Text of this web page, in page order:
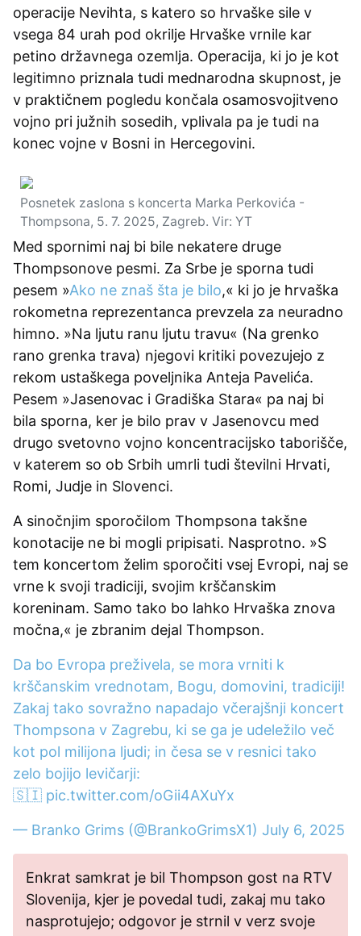
operacije Nevihta, s katero so hrvaške sile v
vsega 84 urah pod okrilje Hrvaške vrnile kar
petino državnega ozemlja. Operacija, ki jo je kot
legitimno priznala tudi mednarodna skupnost, je
v praktičnem pogledu končala osamosvojitveno
vojno pri južnih sosedih, vplivala pa je tudi na
konec vojne v Bosni in Hercegovini.
Posnetek zaslona s koncerta Marka Perkovića -
Thompsona, 5. 7. 2025, Zagreb. Vir: YT
Med spornimi naj bi bile nekatere druge
Thompsonove pesmi. Za Srbe je sporna tudi
pesem »Ako ne znaš šta je bilo,« ki jo je hrvaška
rokometna reprezentanca prevzela za neuradno
himno. »Na ljutu ranu ljutu travu« (Na grenko
rano grenka trava) njegovi kritiki povezujejo z
rekom ustaškega poveljnika Anteja Pavelića.
Pesem »Jasenovac i Gradiška Stara« pa naj bi
bila sporna, ker je bilo prav v Jasenovcu med
drugo svetovno vojno koncentracijsko taborišče,
v katerem so ob Srbih umrli tudi številni Hrvati,
Romi, Judje in Slovenci.
A sinočnjim sporočilom Thompsona takšne
konotacije ne bi mogli pripisati. Nasprotno. »S
tem koncertom želim sporočiti vsej Evropi, naj se
vrne k svoji tradiciji, svojim krščanskim
koreninam. Samo tako bo lahko Hrvaška znova
močna,« je zbranim dejal Thompson.
Da bo Evropa preživela, se mora vrniti k
krščanskim vrednotam, Bogu, domovini, tradiciji!
Zakaj tako sovražno napadajo včerajšnji koncert
Thompsona v Zagrebu, ki se ga je udeležilo več
kot pol milijona ljudi; in česa se v resnici tako
zelo bojijo levičarji:
🇸🇮 pic.twitter.com/oGii4AXuYx
— Branko Grims (@BrankoGrimsX1) July 6, 2025
Enkrat samkrat je bil Thompson gost na RTV
Slovenija, kjer je povedal tudi, zakaj mu tako
nasprotujejo; odgovor je strnil v verz svoje